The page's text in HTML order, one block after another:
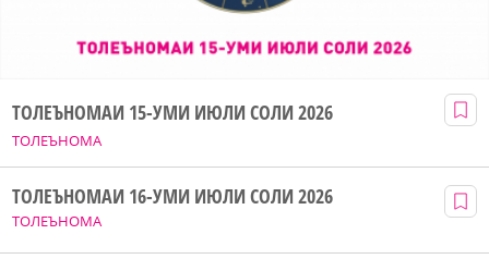
ТОЛЕЪНОМА
ТОЛЕЪНОМАИ 15-УМИ ИЮЛИ СОЛИ 2026
ТОЛЕЪНОМА
ТОЛЕЪНОМАИ 16-УМИ ИЮЛИ СОЛИ 2026